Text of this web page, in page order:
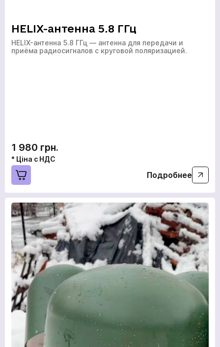
HELIX-антенна 5.8 ГГц
HELIX-антенна 5.8 ГГц — антенна для передачи и
приёма радиосигналов с круговой поляризацией.
1 980 грн.
* Ціна с НДС
Подробнее